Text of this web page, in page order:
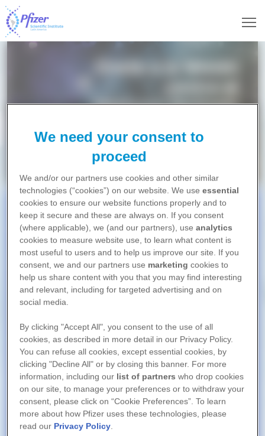
Pasar al contenido principal
No pudimos detectar su
ubicación, por favor confirme el
lugar de donde nos visita.
Si la ubicación es correcta por favor haga
click en continuar.
De lo contrario seleccione el país de donde
nos visita.
Seleccionar país
LOS MÁS CURSADOS
RESISTENCIA ANTIMICROBIANA 2024
Suscribirse
MASTERCLASS ATTR-AMILOIDOSIS
VAX: RELATOS HISTÓRICOS DE LA VACUNACIÓN
25 Alumnos
Suscribirse
18 Alumnos
Suscribirse
M+CTRL (MIGRAINE CONTROL)
18 Alumnos
We need your consent to
proceed
We and/or our partners use cookies and other similar
technologies (“cookies”) on our website. We useessential
cookies to ensure our website functions properly and to
keep it secure and these are always on. If you consent
(where applicable), we (and our partners), useanalytics
cookies to measure website use, to learn what content is
most useful to users and to help us improve our site. If you
consent, we and our partners use marketing cookies to
help us share content with you that you may find interesting
and relevant, including for targeted advertising and on
social media.
By clicking "Accept All", you consent to the use of all
cookies, as described in more detail in our Privacy Policy.
You can refuse all cookies, except essential cookies, by
clicking "Decline All" or by closing this banner. For more
information, including our list of partners who drop cookies
on our site, to manage your preferences or to withdraw your
consent, please click on “Cookie Preferences”. To learn
more about how Pfizer uses these technologies, please
read our Privacy Policy